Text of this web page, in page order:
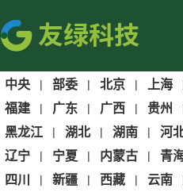
中央 | 部委 | 北京 | 上海
福建 | 广东 | 广西 | 贵州
黑龙江 | 湖北 | 湖南 | 河
辽宁 | 宁夏 | 内蒙古 | 青
四川 | 新疆 | 西藏 | 云南